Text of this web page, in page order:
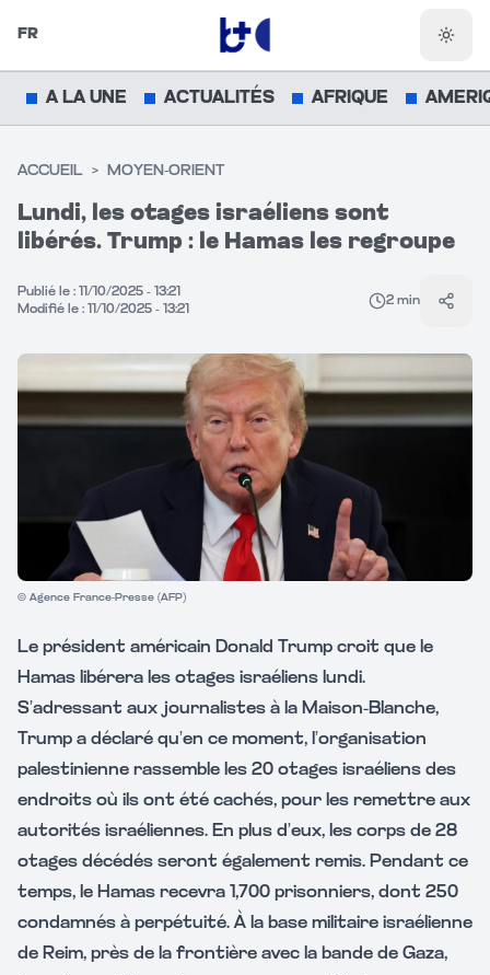
FR
A LA UNE ACTUALITÉS AFRIQUE
ACCUEIL > MOYEN-ORIENT
Lundi, les otages israéliens sont
libérés. Trump : le Hamas les regroupe
Publié le : 11/10/2025 - 13:21
Modifié le : 11/10/2025 - 13:21
2 min
© Agence France-Presse (AFP)
Le président américain Donald Trump croit que le
Hamas libérera les otages israéliens lundi.
S’adressant aux journalistes à la Maison-Blanche,
Trump a déclaré qu’en ce moment, l’organisation
palestinienne rassemble les 20 otages israéliens des
endroits où ils ont été cachés, pour les remettre aux
autorités israéliennes. En plus d’eux, les corps de 28
otages décédés seront également remis. Pendant ce
temps, le Hamas recevra 1,700 prisonniers, dont 250
condamnés à perpétuité. À la base militaire israélienne
de Reim, près de la frontière avec la bande de Gaza,